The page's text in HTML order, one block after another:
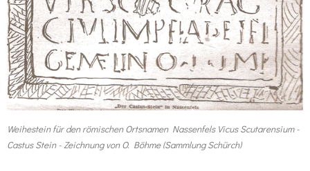
Weihestein für den römischen Ortsnamen Nassenfels Vicus Scutarensium -
Castus Stein - Zeichnung von O. Böhme (Sammlung Schürch)